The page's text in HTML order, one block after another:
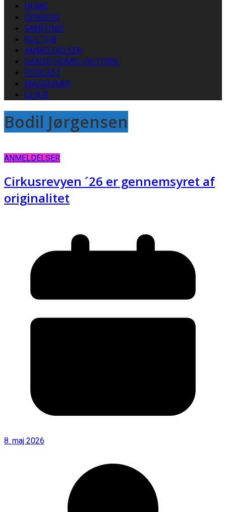
HOME
OPINION
SAMFUND
KULTUR
ANMELDELSER
DANSK HOMO-HISTORIE
PODCAST
MAGASINER
GUIDE
Bodil Jørgensen
ANMELDELSER
Cirkusrevyen ´26 er gennemsyret af
originalitet
8. maj 2026